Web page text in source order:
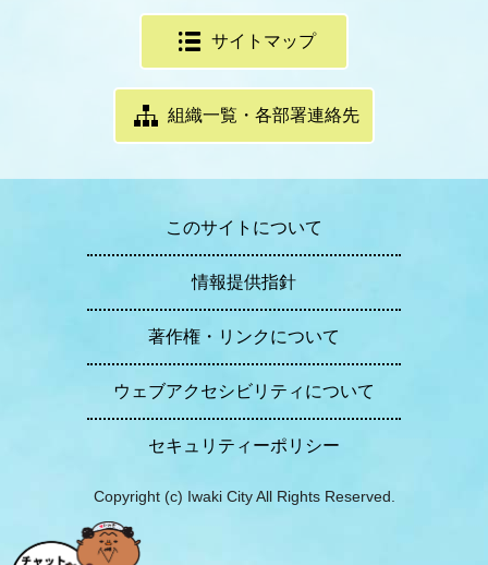
サイトマップ
組織一覧・各部署連絡先
このサイトについて
情報提供指針
著作権・リンクについて
ウェブアクセシビリティについて
セキュリティーポリシー
Copyright (c) Iwaki City All Rights Reserved.